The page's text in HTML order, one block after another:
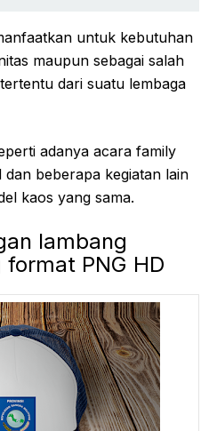
untuk kebutuhan
maupun sebagai salah
dari suatu lembaga
adanya acara family
beberapa kegiatan lain
kaos yang sama.
lambang
PNG HD